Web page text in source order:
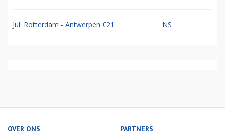
Jul: Rotterdam - Antwerpen €21 NS
OVER ONS PARTNERS